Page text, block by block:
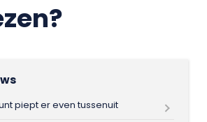
piept er even tussenuit